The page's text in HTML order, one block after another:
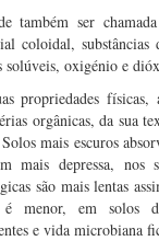
também ser
coloidal, substâncias
solúveis, oxigénio e
propriedades
orgânicas, da sua
mais escuros
mais depressa, nos
são mais lentas
menor, em solos
e vida microbiana